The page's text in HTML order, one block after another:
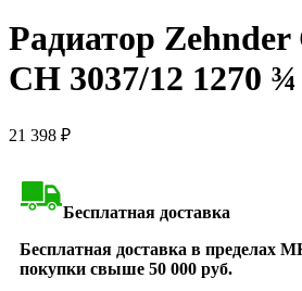
Радиатор
CH 3037/12 1270
21 398 ₽
Бесплатная доставка
Бесплатная доставка в пределах
покупки свыше 50 000 руб.